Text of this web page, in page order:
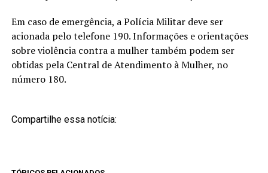
Em caso de emergência, a Polícia Militar deve ser
acionada pelo telefone 190. Informações e orientações
sobre violência contra a mulher também podem ser
obtidas pela Central de Atendimento à Mulher, no
número 180.
Compartilhe essa notícia: